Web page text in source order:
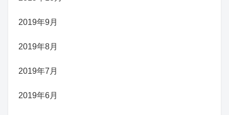
2019年9月
2019年8月
2019年7月
2019年6月